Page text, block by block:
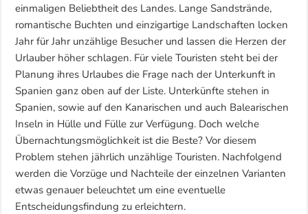
einmaligen Beliebtheit des Landes. Lange Sandstrände,
romantische Buchten und einzigartige Landschaften locken
Jahr für Jahr unzählige Besucher und lassen die Herzen der
Urlauber höher schlagen. Für viele Touristen steht bei der
Planung ihres Urlaubes die Frage nach der Unterkunft in
Spanien ganz oben auf der Liste. Unterkünfte stehen in
Spanien, sowie auf den Kanarischen und auch Balearischen
Inseln in Hülle und Fülle zur Verfügung. Doch welche
Übernachtungsmöglichkeit ist die Beste? Vor diesem
Problem stehen jährlich unzählige Touristen. Nachfolgend
werden die Vorzüge und Nachteile der einzelnen Varianten
etwas genauer beleuchtet um eine eventuelle
Entscheidungsfindung zu erleichtern.